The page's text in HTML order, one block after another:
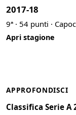
2017-18
9ª · 54 punti ·
Apri stagione
APPROFONDISCI
Classifica Serie A